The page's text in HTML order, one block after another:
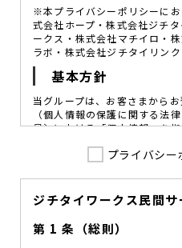
※本プライバシーポリシーに
式会社ホープ・株式会社ジチ
ークス・株式会社マチイロ・
ラボ・株式会社ジチタイリン
基本方針
当グループは、お客さまから
（個人情報の保護に関する法
号〕における「個人情報」を
図ることが、重要な社会的責
を定め、役員及び従業員に個
組みを徹底させることによっ
に努めてまいります。
プライバシ
ジチタイワークス民間
第 1 条（総則）